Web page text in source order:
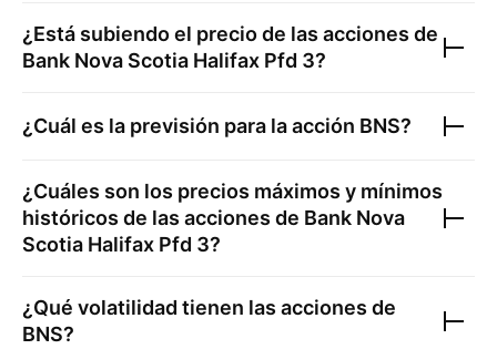
¿Está subiendo el precio de las acciones de
Bank Nova Scotia Halifax Pfd 3?
¿Cuál es la previsión para la acción BNS?
¿Cuáles son los precios máximos y mínimos
históricos de las acciones de Bank Nova
Scotia Halifax Pfd 3?
¿Qué volatilidad tienen las acciones de
BNS?